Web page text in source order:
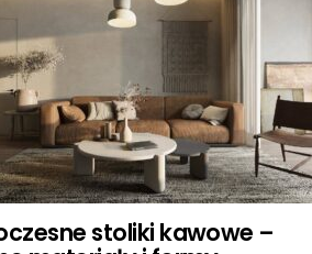
stoliki kawowe –